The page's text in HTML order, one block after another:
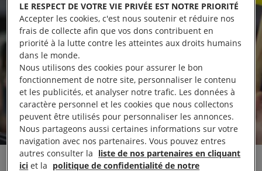
LE RESPECT DE VOTRE VIE PRIVÉE EST NOTRE PRIORITÉ
Accepter les cookies, c'est nous soutenir et réduire nos
frais de collecte afin que vos dons contribuent en
priorité à la lutte contre les atteintes aux droits humains
dans le monde.
Nous utilisons des cookies pour assurer le bon
fonctionnement de notre site, personnaliser le contenu
et les publicités, et analyser notre trafic. Les données à
caractère personnel et les cookies que nous collectons
peuvent être utilisés pour personnaliser les annonces.
Nous partageons aussi certaines informations sur votre
navigation avec nos partenaires. Vous pouvez entres
autres consulter la liste de nos partenaires en cliquant
ici et la politique de confidentialité de notre